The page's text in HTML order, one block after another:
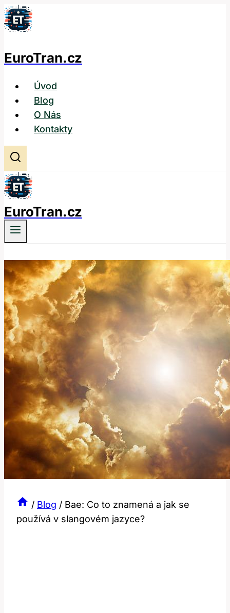
Přeskočit
na
EuroTran.cz
Úvod
Blog
O Nás
Kontakty
EuroTran.cz
/ Blog / Bae: Co to znamená a jak se
používá v slangovém jazyce?